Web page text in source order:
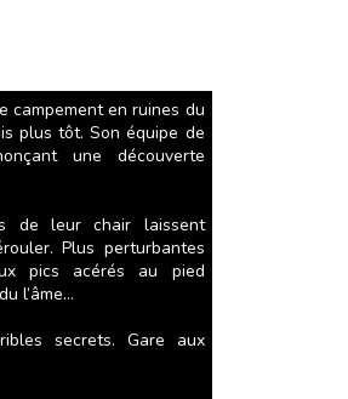
campement en ruines du
plus tôt. Son équipe de
une découverte
de leur chair laissent
Plus perturbantes
pics acérés au pied
l’âme…
secrets. Gare aux